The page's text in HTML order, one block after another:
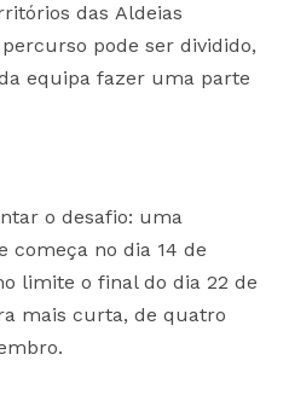
das Aldeias
pode ser dividido,
equipa fazer uma parte
o desafio: uma
começa no dia 14 de
limite o final do dia 22 de
mais curta, de quatro